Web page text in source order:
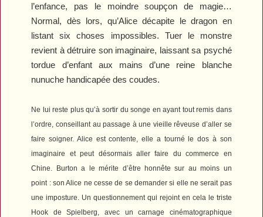
l’enfance, pas le moindre soupçon de magie…
Normal, dès lors, qu’Alice décapite le dragon en
listant six choses impossibles. Tuer le monstre
revient à détruire son imaginaire, laissant sa psyché
tordue d’enfant aux mains d’une reine blanche
nunuche handicapée des coudes.
Ne lui reste plus qu’à sortir du songe en ayant tout remis dans
l’ordre, conseillant au passage à une vieille rêveuse d’aller se
faire soigner. Alice est contente, elle a tourné le dos à son
imaginaire et peut désormais aller faire du commerce en
Chine. Burton a le mérite d’être honnête sur au moins un
point : son Alice ne cesse de se demander si elle ne serait pas
une imposture. Un questionnement qui rejoint en cela le triste
Hook de Spielberg, avec un carnage cinématographique